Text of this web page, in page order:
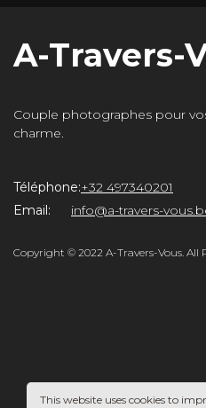
A-Travers-
Couple photographes pour
charme.
Téléphone:+32 497340201
Email:
info@a-travers-
Copyright © 2022 A-Travers-Vous. All
This website uses cookies to